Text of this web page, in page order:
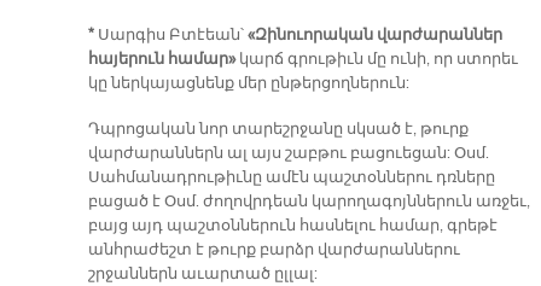
*Սարգիս Բտէեան՝«Զինուորական վարժարաններ
հայերուն համար»կարճ գրութիւն մը ունի, որ ստորեւ
կը ներկայացնենք մեր ընթերցողներուն:
Դպրոցական նոր տարեշրջանը սկսած է, թուրք
վարժարաններն ալ այս շաբթու բացուեցան: Օսմ.
Սահմանադրութիւնը ամէն պաշտօններու դռները
բացած է Օսմ. ժողովրդեան կարողագոյններուն առջեւ,
բայց այդ պաշտօններուն հասնելու համար, գրեթէ
անհրաժեշտ է թուրք բարձր վարժարաններու
շրջաններն աւարտած ըլլալ: